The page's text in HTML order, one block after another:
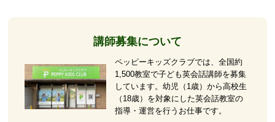
講師募集について
ペッピーキッズクラブでは、全国約
1,500教室で子ども英会話講師を募集
しています。幼児（1歳）から高校生
（18歳）を対象にした英会話教室の
指導・運営を行うお仕事です。